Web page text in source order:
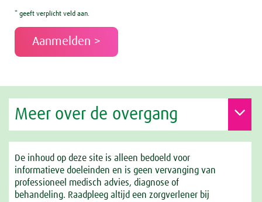
* geeft verplicht veld aan.
Meer over de overgang
De inhoud op deze site is alleen bedoeld voor
informatieve doeleinden en is geen vervanging van
professioneel medisch advies, diagnose of
behandeling. Raadpleeg altijd een zorgverlener bij